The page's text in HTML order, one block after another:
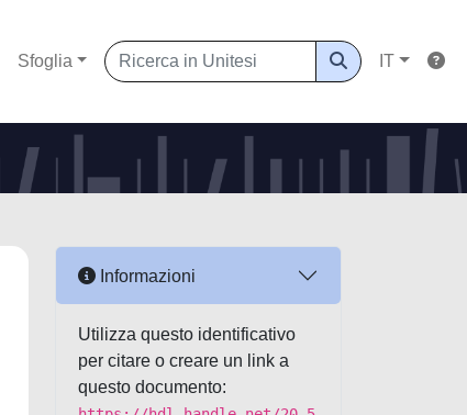
Sfoglia IT
Informazioni
Utilizza questo identificativo
per citare o creare un link a
questo documento: